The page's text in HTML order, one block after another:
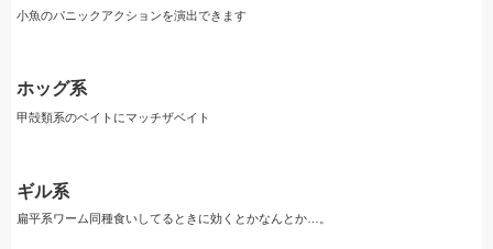
小魚のパニックアクションを演出できます
ホッグ系
甲殻類系のベイトにマッチザベイト
ギル系
扁平系ワーム同種食いしてるときに効くとかなんとか…。